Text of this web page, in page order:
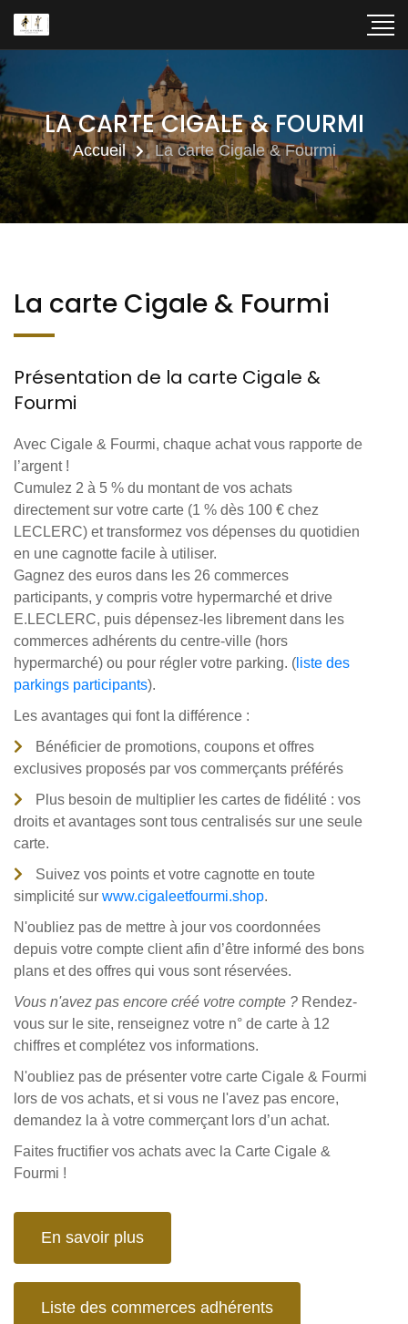
LA CARTE CIGALE & FOURMI
Accueil La carte Cigale & Fourmi
La carte Cigale & Fourmi
Présentation de la carte Cigale &
Fourmi
Avec Cigale & Fourmi, chaque achat vous rapporte de
l’argent !
Cumulez 2 à 5 % du montant de vos achats
directement sur votre carte (1 % dès 100 € chez
LECLERC) et transformez vos dépenses du quotidien
en une cagnotte facile à utiliser.
Gagnez des euros dans les 26 commerces
participants, y compris votre hypermarché et drive
E.LECLERC, puis dépensez-les librement dans les
commerces adhérents du centre-ville (hors
hypermarché) ou pour régler votre parking. ( liste des
parkings participants).
Les avantages qui font la différence :
Bénéficier de promotions, coupons et offres
exclusives proposés par vos commerçants préférés
Plus besoin de multiplier les cartes de fidélité : vos
droits et avantages sont tous centralisés sur une seule
carte.
Suivez vos points et votre cagnotte en toute
simplicité sur www.cigaleetfourmi.shop.
N'oubliez pas de mettre à jour vos coordonnées
depuis votre compte client afin d’être informé des bons
plans et des offres qui vous sont réservées.
Vous n'avez pas encore créé votre compte ? Rendez-
vous sur le site, renseignez votre n° de carte à 12
chiffres et complétez vos informations.
N'oubliez pas de présenter votre carte Cigale & Fourmi
lors de vos achats, et si vous ne l'avez pas encore,
demandez la à votre commerçant lors d’un achat.
Faites fructifier vos achats avec la Carte Cigale &
Fourmi !
En savoir plus
Liste des commerces adhérents